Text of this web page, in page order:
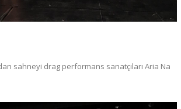
sahneyi drag performans sanatçıları Aria Na